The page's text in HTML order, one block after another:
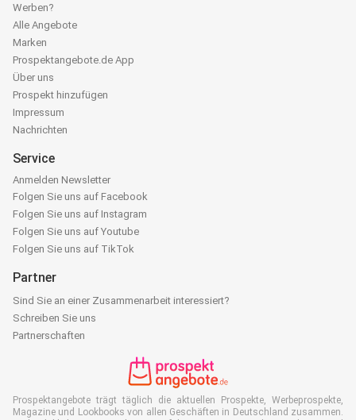
Werben?
Alle Angebote
Marken
Prospektangebote.de App
Über uns
Prospekt hinzufügen
Impressum
Nachrichten
Service
Anmelden Newsletter
Folgen Sie uns auf Facebook
Folgen Sie uns auf Instagram
Folgen Sie uns auf Youtube
Folgen Sie uns auf TikTok
Partner
Sind Sie an einer Zusammenarbeit interessiert?
Schreiben Sie uns
Partnerschaften
Prospektangebote trägt täglich die aktuellen Prospekte, Werbeprospekte,
Magazine und Lookbooks von allen Geschäften in Deutschland zusammen.